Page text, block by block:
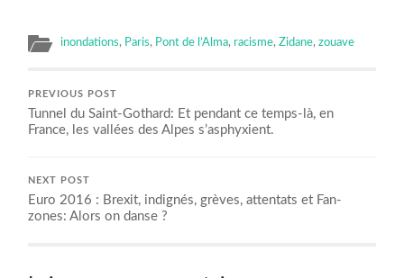
inondations, Paris, Pont de l’Alma, racisme,Zidane,zouave
PREVIOUS POST
Tunnel du Saint-Gothard: Et pendant ce temps-là, en
France, les vallées des Alpes s’asphyxient.
NEXT POST
Euro 2016 : Brexit, indignés, grèves, attentats et Fan-
zones: Alors on danse ?